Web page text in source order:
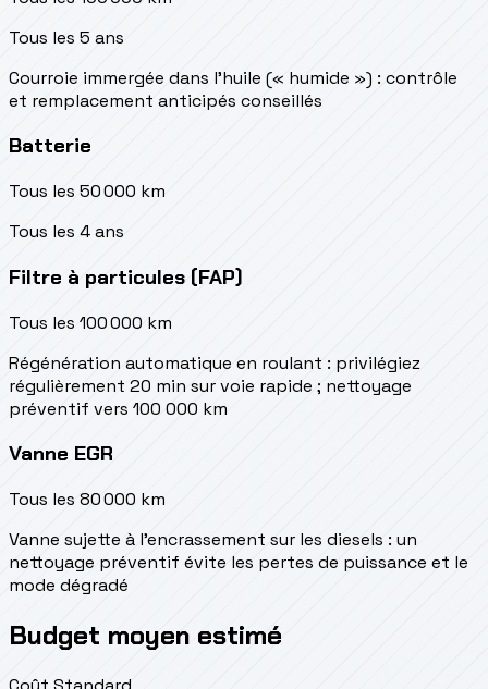
Tous les 5 ans
Courroie immergée dans l'huile (« humide ») : contrôle
et remplacement anticipés conseillés
Batterie
Tous les 50 000 km
Tous les 4 ans
Filtre à particules (FAP)
Tous les 100 000 km
Régénération automatique en roulant : privilégiez
régulièrement 20 min sur voie rapide ; nettoyage
préventif vers 100 000 km
Vanne EGR
Tous les 80 000 km
Vanne sujette à l'encrassement sur les diesels : un
nettoyage préventif évite les pertes de puissance et le
mode dégradé
Budget moyen estimé